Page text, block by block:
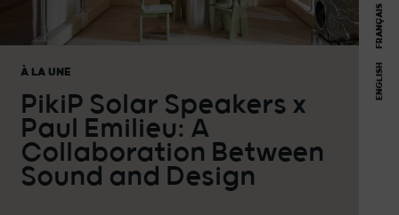
ENGLISH
FRANÇAIS
À LA UNE
PikiP Solar Speakers x
Paul Emilieu: A
Collaboration Between
Sound and Design